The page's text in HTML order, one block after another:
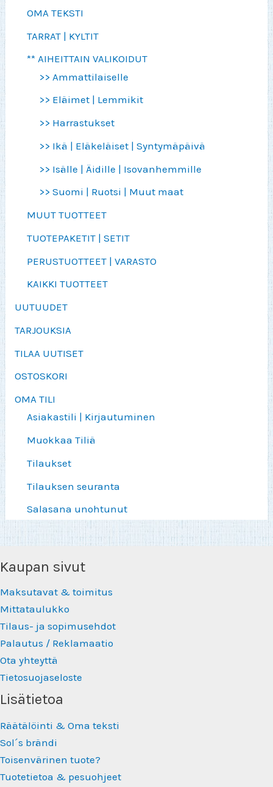
OMA TEKSTI
TARRAT | KYLTIT
** AIHEITTAIN VALIKOIDUT
>> Ammattilaiselle
>> Eläimet | Lemmikit
>> Harrastukset
>> Ikä | Eläkeläiset | Syntymäpäivä
>> Isälle | Äidille | Isovanhemmille
>> Suomi | Ruotsi | Muut maat
MUUT TUOTTEET
TUOTEPAKETIT | SETIT
PERUSTUOTTEET | VARASTO
KAIKKI TUOTTEET
UUTUUDET
TARJOUKSIA
TILAA UUTISET
OSTOSKORI
OMA TILI
Asiakastili | Kirjautuminen
Muokkaa Tiliä
Tilaukset
Tilauksen seuranta
Salasana unohtunut
Kaupan sivut
Maksutavat & toimitus
Mittataulukko
Tilaus- ja sopimusehdot
Palautus / Reklamaatio
Ota yhteyttä
Tietosuojaseloste
Lisätietoa
Räätälöinti & Oma teksti
Sol´s brändi
Toisenvärinen tuote?
Tuotetietoa & pesuohjeet